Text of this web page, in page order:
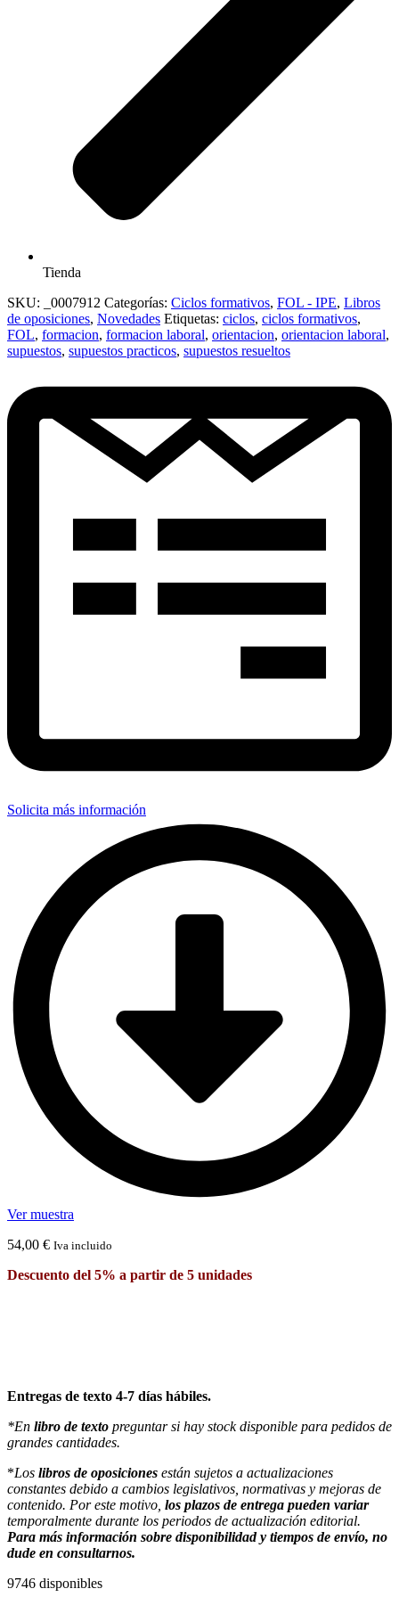
Tienda
SKU:
_0007912 Categorías: Ciclos formativos, FOL - IPE, Libros
de oposiciones, Novedades Etiquetas: ciclos, ciclos formativos,
FOL, formacion, formacion laboral, orientacion, orientacion laboral,
supuestos, supuestos practicos, supuestos resueltos
Solicita más información
Ver muestra
54,00 € Iva incluido
Descuento del 5% a partir de 5 unidades
Entregas de texto 4-7 días hábiles.
*En libro de texto preguntar si hay stock disponible para pedidos de
grandes cantidades.
*Los libros de oposiciones están sujetos a actualizaciones
constantes debido a cambios legislativos, normativas y mejoras de
contenido. Por este motivo, los plazos de entrega pueden variar
temporalmente durante los periodos de actualización editorial.
Para más información sobre disponibilidad y tiempos de envío, no
dude en consultarnos.
9746 disponibles